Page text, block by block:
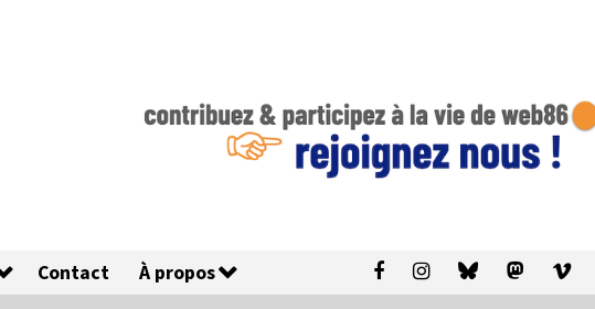
Contact À propos